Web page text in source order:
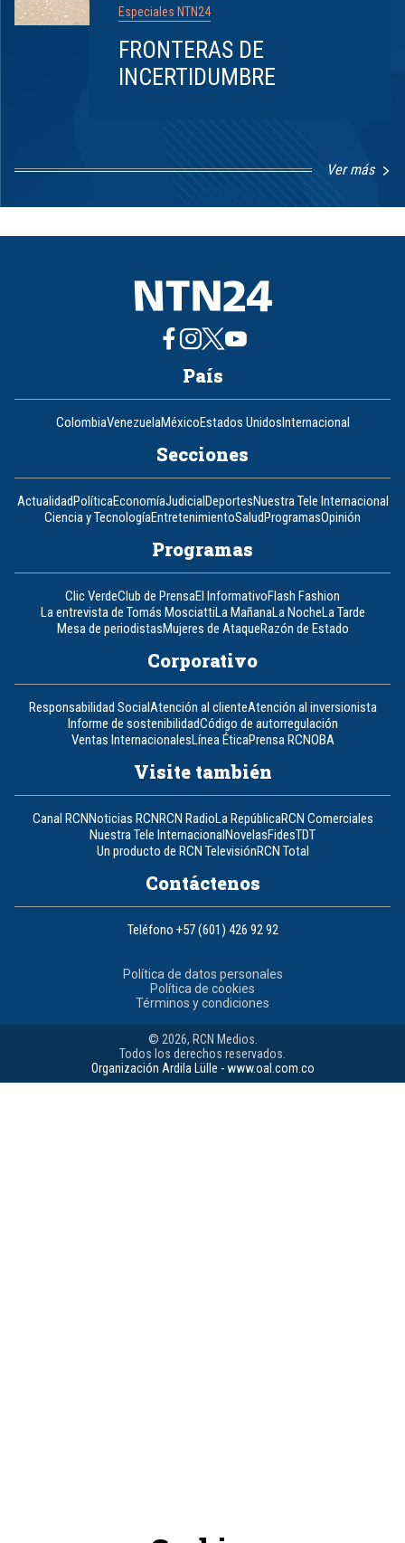
Especiales NTN24
FRONTERAS DE
INCERTIDUMBRE
Ver más
1
8
País
ColombiaVenezuelaMéxicoEstados UnidosInternacional
Secciones
ActualidadPolíticaEconomíaJudicialDeportesNuestra Tele Internacional
Ciencia y TecnologíaEntretenimientoSaludProgramasOpinión
Programas
Clic VerdeClub de PrensaEl InformativoFlash Fashion
La entrevista de Tomás MosciattiLa MañanaLa NocheLa Tarde
Mesa de periodistasMujeres de AtaqueRazón de Estado
Corporativo
Responsabilidad SocialAtención al clienteAtención al inversionista
Informe de sostenibilidadCódigo de autorregulación
Ventas InternacionalesLínea ÉticaPrensa RCNOBA
Visite también
Canal RCNNoticias RCNRCN RadioLa RepúblicaRCN Comerciales
Nuestra Tele InternacionalNovelasFidesTDT
Un producto de RCN TelevisiónRCN Total
Contáctenos
Teléfono +57 (601) 426 92 92
Política de datos personales
Política de cookies
Términos y condiciones
© 2026, RCN Medios.
Todos los derechos reservados.
Organización Ardila Lülle - www.oal.com.co